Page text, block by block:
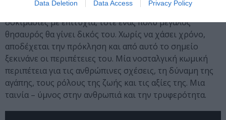
Data Deletion Data Access Privacy Policy
μήνυμα αποκλειστικά για αυτόν. Εάν περάσει πέντε
δοκιμασίες με επιτυχία, τότε ένας πολύ μεγάλος
θησαυρός θα γίνει δικός του. Χωρίς να χάσει χρόνο,
αποδέχεται την πρόκληση και από αυτό το σημείο
ξεκινάνε οι περιπέτειες του. Μία νοσταλγική κωμική
περιπέτεια για τις ανθρώπινες σχέσεις, τη δύναμη της
αγάπης, τους ρόλους της ζωής και τις αξίες της. Μια
ταινία – ύμνος στην ανθρωπιά και την τρυφερότητα.